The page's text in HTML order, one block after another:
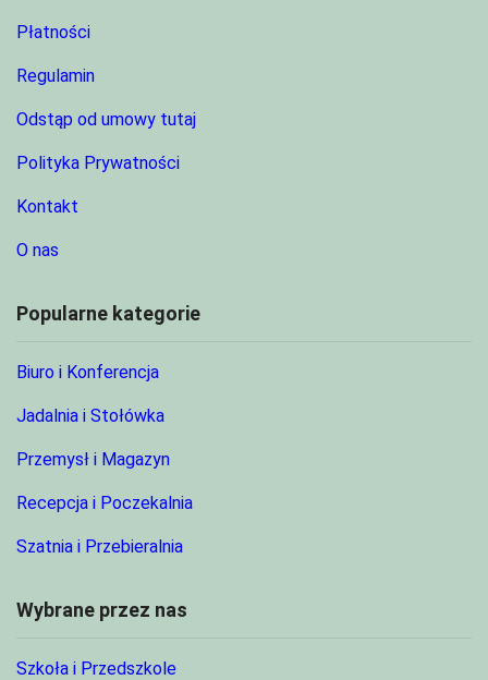
Płatności
Regulamin
Odstąp od umowy tutaj
Polityka Prywatności
Kontakt
O nas
Popularne kategorie
Biuro i Konferencja
Jadalnia i Stołówka
Przemysł i Magazyn
Recepcja i Poczekalnia
Szatnia i Przebieralnia
Wybrane przez nas
Szkoła i Przedszkole